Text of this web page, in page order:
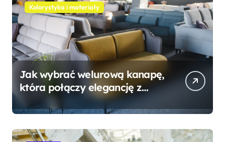
Kolorystyka i materiały
Jak wybrać welurową kanapę,
która połączy elegancję z
wygodą?